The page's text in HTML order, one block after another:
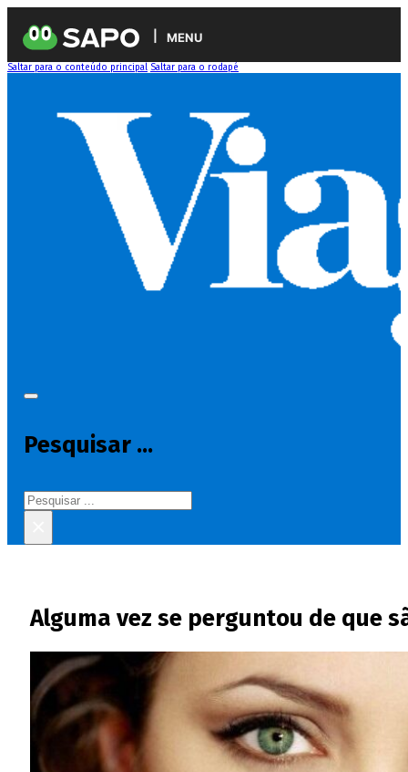
MENU
Saltar para o conteúdo principal Saltar para o rodapé
Pesquisar ...
Pesquisar
Alguma vez se perguntou de que